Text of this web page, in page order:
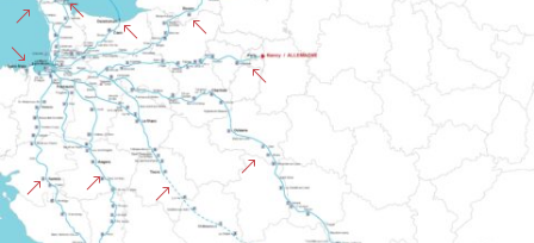
&
%
%
%
%
&
&
&
&
'